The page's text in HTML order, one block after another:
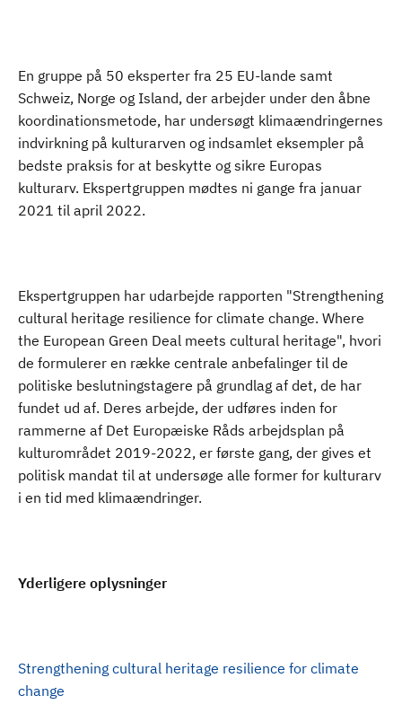
En gruppe på 50 eksperter fra 25 EU-lande samt
Schweiz, Norge og Island, der arbejder under den åbne
koordinationsmetode, har undersøgt klimaændringernes
indvirkning på kulturarven og indsamlet eksempler på
bedste praksis for at beskytte og sikre Europas
kulturarv. Ekspertgruppen mødtes ni gange fra januar
2021 til april 2022.
Ekspertgruppen har udarbejde rapporten "Strengthening
cultural heritage resilience for climate change. Where
the European Green Deal meets cultural heritage", hvori
de formulerer en række centrale anbefalinger til de
politiske beslutningstagere på grundlag af det, de har
fundet ud af. Deres arbejde, der udføres inden for
rammerne af Det Europæiske Råds arbejdsplan på
kulturområdet 2019-2022, er første gang, der gives et
politisk mandat til at undersøge alle former for kulturarv
i en tid med klimaændringer.
Yderligere oplysninger
Strengthening cultural heritage resilience for climate
change